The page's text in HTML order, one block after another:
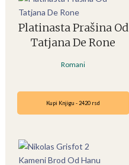
Platinasta Prašina Od
Tatjana De Rone
Romani
Kupi Knjigu - 2420 rsd